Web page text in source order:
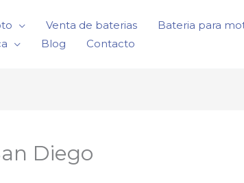
Venta de baterias Bateria para
Blog Contacto
Diego